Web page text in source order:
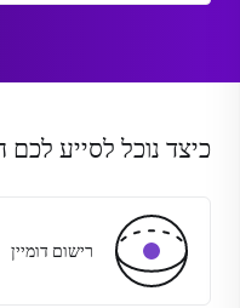
כיצד נוכל לסייע לכם
רישום דומיין